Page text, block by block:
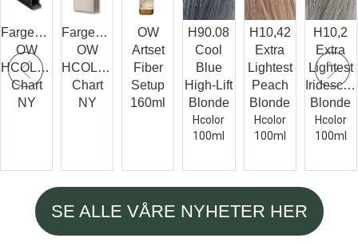
Fargekartholder
OW
HCOLOR
Chart
NY
Fargekart
OW
HCOLOR
Chart
NY
OW
Artset
Fiber
Setup
160ml
H90.08
Cool
Blue
High-Lift
Blonde
Hcolor
100ml
H10,42
Extra
Lightest
Peach
Blonde
Hcolor
100ml
H10,2
Extra
Lightest
Blonde
Hcolor
100ml
SE ALLE VÅRE NYHETER HER